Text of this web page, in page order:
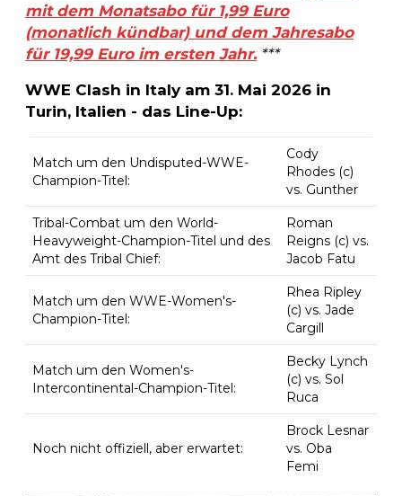
mit dem Monatsabo für 1,99 Euro
(monatlich kündbar) und dem Jahresabo
für 19,99 Euro im ersten Jahr.***
WWE Clash in Italy am 31. Mai 2026 in
Turin, Italien - das Line-Up:
Match um den Undisputed-WWE-
Champion-Titel:
Cody
Rhodes (c)
vs. Gunther
Tribal-Combat um den World-
Heavyweight-Champion-Titel und des
Amt des Tribal Chief:
Roman
Reigns (c) vs.
Jacob Fatu
Match um den WWE-Women's-
Champion-Titel:
Rhea Ripley
(c) vs. Jade
Cargill
Match um den Women's-
Intercontinental-Champion-Titel:
Becky Lynch
(c) vs. Sol
Ruca
Noch nicht offiziell, aber erwartet:
Brock Lesnar
vs. Oba
Femi